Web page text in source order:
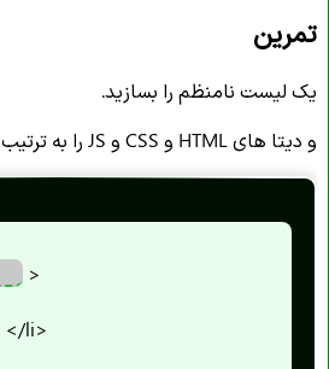
تمرین
یک لیست نامنظم را بسازید.
و دیتا های HTML و CSS و JS را به ترتیب در آن قرار دهید.
>
</li>